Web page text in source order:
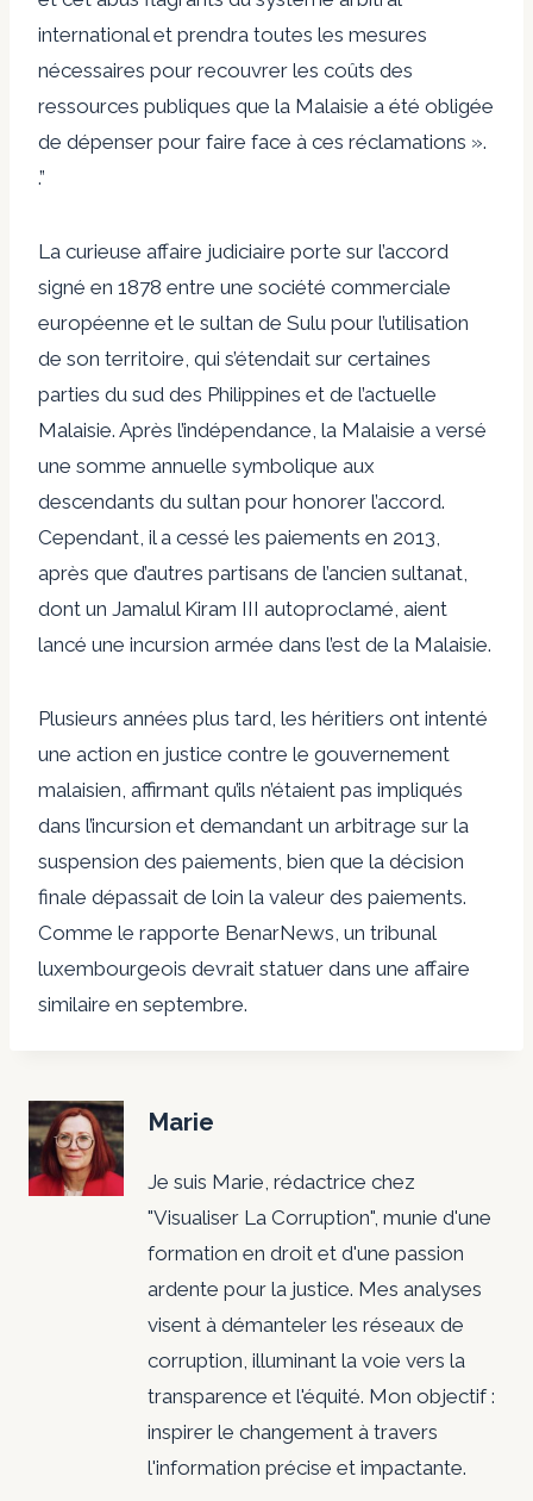
international et prendra toutes les mesures
nécessaires pour recouvrer les coûts des
ressources publiques que la Malaisie a été obligée
de dépenser pour faire face à ces réclamations ».
.”
La curieuse affaire judiciaire porte sur l’accord
signé en 1878 entre une société commerciale
européenne et le sultan de Sulu pour l’utilisation
de son territoire, qui s’étendait sur certaines
parties du sud des Philippines et de l’actuelle
Malaisie. Après l’indépendance, la Malaisie a versé
une somme annuelle symbolique aux
descendants du sultan pour honorer l’accord.
Cependant, il a cessé les paiements en 2013,
après que d’autres partisans de l’ancien sultanat,
dont un Jamalul Kiram III autoproclamé, aient
lancé une incursion armée dans l’est de la Malaisie.
Plusieurs années plus tard, les héritiers ont intenté
une action en justice contre le gouvernement
malaisien, affirmant qu’ils n’étaient pas impliqués
dans l’incursion et demandant un arbitrage sur la
suspension des paiements, bien que la décision
finale dépassait de loin la valeur des paiements.
Comme le rapporte BenarNews, un tribunal
luxembourgeois devrait statuer dans une affaire
similaire en septembre.
Marie
Je suis Marie, rédactrice chez
"Visualiser La Corruption", munie d'une
formation en droit et d'une passion
ardente pour la justice. Mes analyses
visent à démanteler les réseaux de
corruption, illuminant la voie vers la
transparence et l'équité. Mon objectif :
inspirer le changement à travers
l'information précise et impactante.